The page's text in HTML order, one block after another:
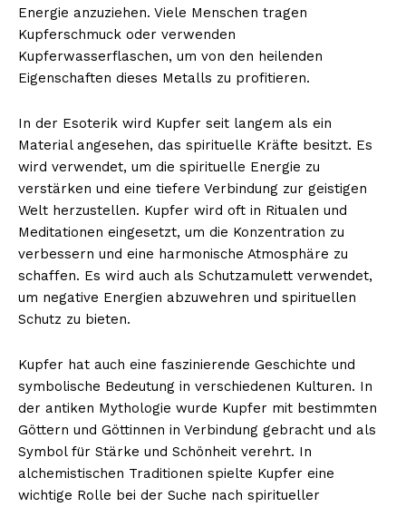
Energie anzuziehen. Viele Menschen tragen
Kupferschmuck oder verwenden
Kupferwasserflaschen, um von den heilenden
Eigenschaften dieses Metalls zu profitieren.
In der Esoterik wird Kupfer seit langem als ein
Material angesehen, das spirituelle Kräfte besitzt. Es
wird verwendet, um die spirituelle Energie zu
verstärken und eine tiefere Verbindung zur geistigen
Welt herzustellen. Kupfer wird oft in Ritualen und
Meditationen eingesetzt, um die Konzentration zu
verbessern und eine harmonische Atmosphäre zu
schaffen. Es wird auch als Schutzamulett verwendet,
um negative Energien abzuwehren und spirituellen
Schutz zu bieten.
Kupfer hat auch eine faszinierende Geschichte und
symbolische Bedeutung in verschiedenen Kulturen. In
der antiken Mythologie wurde Kupfer mit bestimmten
Göttern und Göttinnen in Verbindung gebracht und als
Symbol für Stärke und Schönheit verehrt. In
alchemistischen Traditionen spielte Kupfer eine
wichtige Rolle bei der Suche nach spiritueller